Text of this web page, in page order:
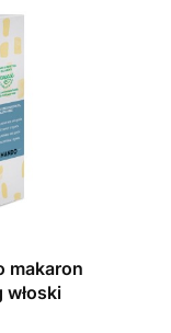
makaron